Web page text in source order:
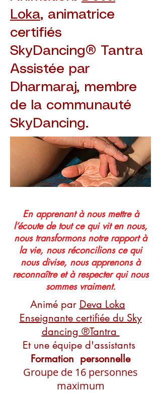
Loka, animatrice
certifiés
SkyDancing® Tantra
Assistée par
Dharmaraj, membre
de la communauté
SkyDancing.
En apprenant à nous mettre à
l’écoute de tout ce qui vit en nous,
nous transformons notre rapport à
la vie, nous réconcilions ce qui
nous divise, nous apprenons à
reconnaître et à respecter qui nous
sommes vraiment.
Animé par Deva Loka
Enseignante certifiée du Sky
dancing ®Tantra
Et une équipe d'assistants ​
Formation personnelle
Groupe de 16 personnes
maximum